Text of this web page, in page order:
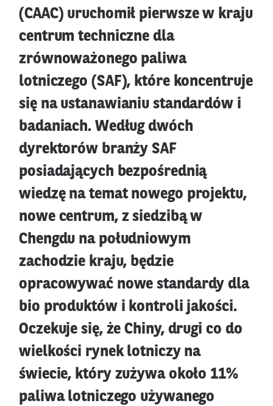
(CAAC) uruchomił pierwsze w kraju
centrum techniczne dla
zrównoważonego paliwa
lotniczego (SAF), które koncentruje
się na ustanawianiu standardów i
badaniach. Według dwóch
dyrektorów branży SAF
posiadających bezpośrednią
wiedzę na temat nowego projektu,
nowe centrum, z siedzibą w
Chengdu na południowym
zachodzie kraju, będzie
opracowywać nowe standardy dla
bio produktów i kontroli jakości.
Oczekuje się, że Chiny, drugi co do
wielkości rynek lotniczy na
świecie, który zużywa około 11%
paliwa lotniczego używanego